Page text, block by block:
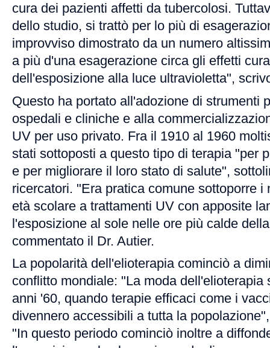
cura dei pazienti affetti da tubercolosi.
dello studio, si trattò per lo più di
improvviso dimostrato da un numero
a più d'una esagerazione circa gli effetti
dell'esposizione alla luce ultravioletta",
Questo ha portato all'adozione di strumenti
ospedali e cliniche e alla
UV per uso privato. Fra il 1910 al 1960
stati sottoposti a questo tipo di terapia "per
e per migliorare il loro stato di salute",
ricercatori. "Era pratica comune sottoporre i
età scolare a trattamenti UV con apposite
l'esposizione al sole nelle ore più calde
commentato il Dr. Autier.
La popolarità dell'elioterapia cominciò a
conflitto mondiale: "La moda dell'elioterapia
anni '60, quando terapie efficaci come i
divennero accessibili a tutta la
"In questo periodo cominciò inoltre a